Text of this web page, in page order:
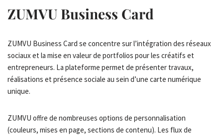
ZUMVU Business Card
ZUMVU Business Card se concentre sur l’intégration des réseaux
sociaux et la mise en valeur de portfolios pour les créatifs et
entrepreneurs. La plateforme permet de présenter travaux,
réalisations et présence sociale au sein d’une carte numérique
unique.
ZUMVU offre de nombreuses options de personnalisation
(couleurs, mises en page, sections de contenu). Les flux de